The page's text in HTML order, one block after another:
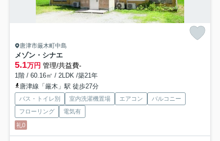
唐津市厳木町中島
メゾン・シナエ
5.1万円 管理/共益費-
1階 / 60.16㎡ / 2LDK /築21年
唐津線「厳木」駅 徒歩27分
バス・トイレ別 室内洗濯機置場 エアコン
バルコニー
フローリング
電気有
礼0